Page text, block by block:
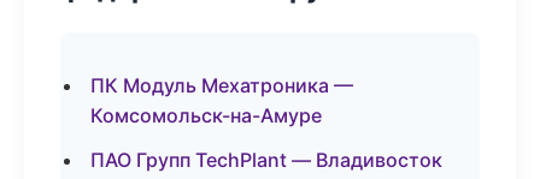
ПК Модуль Мехатроника —
Комсомольск-на-Амуре
ПАО Групп TechPlant — Владивосток